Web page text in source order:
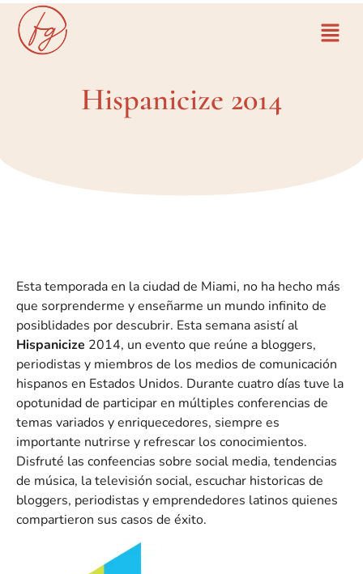
Hispanicize 2014
Esta temporada en la ciudad de Miami, no ha hecho más
que sorprenderme y enseñarme un mundo infinito de
posiblidades por descubrir. Esta semana asistí al
Hispanicize 2014, un evento que reúne a bloggers,
periodistas y miembros de los medios de comunicación
hispanos en Estados Unidos. Durante cuatro días tuve la
opotunidad de participar en múltiples conferencias de
temas variados y enriquecedores, siempre es
importante nutrirse y refrescar los conocimientos.
Disfruté las confeencias sobre social media, tendencias
de música, la televisión social, escuchar historicas de
bloggers, periodistas y emprendedores latinos quienes
compartieron sus casos de éxito.